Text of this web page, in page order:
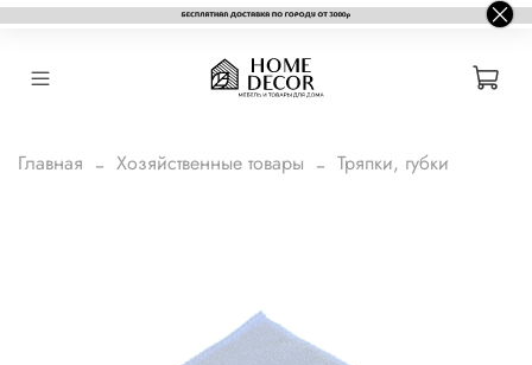
Главная Хозяйственные товары Тряпки, губки